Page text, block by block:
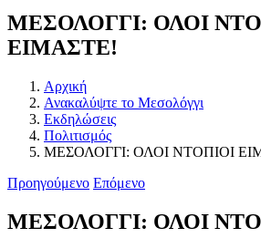
ΜΕΣΟΛΟΓΓΙ: ΟΛΟΙ
ΕΙΜΑΣΤΕ!
Αρχική
Ανακαλύψτε το Μεσολόγγι
Εκδηλώσεις
Πολιτισμός
ΜΕΣΟΛΟΓΓΙ: ΟΛΟΙ ΝΤΟΠΙΟΙ
Προηγούμενο Επόμενο
ΜΕΣΟΛΟΓΓΙ: ΟΛΟΙ